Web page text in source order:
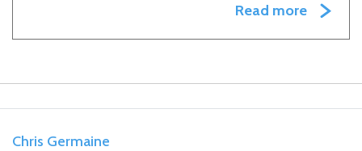
Read more
Chris Germaine